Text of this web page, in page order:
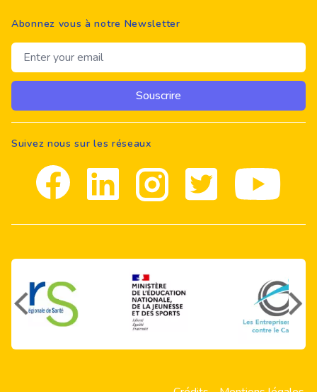
Abonnez vous à notre Newsletter
Email address
Souscrire
Suivez nous sur les réseaux
Facebook Linkedin Instagram Twitter youtube